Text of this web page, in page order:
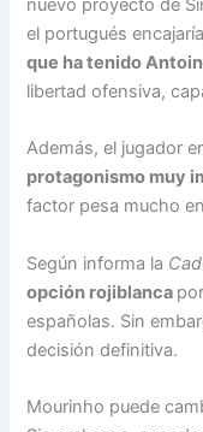
nuevo proyecto de
el portugués
que ha tenido
libertad ofensiva,
Además, el jugador
protagonismo muy
factor pesa mucho
Según informa la
opción rojiblanca
españolas. Sin
decisión definitiva.
Mourinho puede